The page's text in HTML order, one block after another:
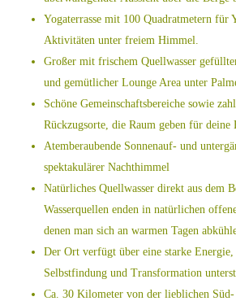
Yogaterrasse mit 100 Quadratmetern für
Aktivitäten unter freiem Himmel.
Großer mit frischem Quellwasser
und gemütlicher Lounge Area unter
Schöne Gemeinschaftsbereiche sowie
Rückzugsorte, die Raum geben für deine
Atemberaubende Sonnenauf- und
spektakulärer Nachthimmel
Natürliches Quellwasser direkt aus dem
Wasserquellen enden in natürlichen
denen man sich an warmen Tagen
Der Ort verfügt über eine starke
Selbstfindung und Transformation
Ca. 30 Kilometer von der lieblichen